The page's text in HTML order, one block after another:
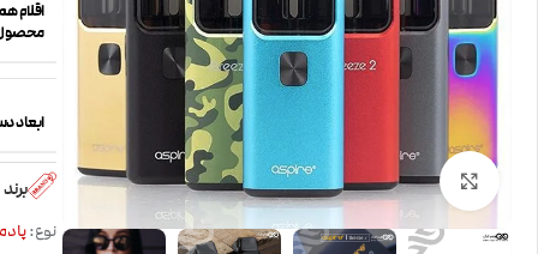
بزرگنمایی تصویر
اقلام
ابعاد
برند
نوع: